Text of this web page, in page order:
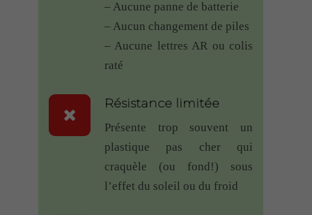
hauteur, quoi demander de plus ?
sur 5
– 23 juin 2018
Sonnette RDVS
très bon rapport qualité-prix pour
– Aucune panne de batterie
– Aucun changement de piles
– Aucune lettres AR ou colis
raté
Résistance limitée
Présente trop souvent un
plastique pas cher qui
craquèle (ou fond!) sous
l’effet du soleil ou du froid